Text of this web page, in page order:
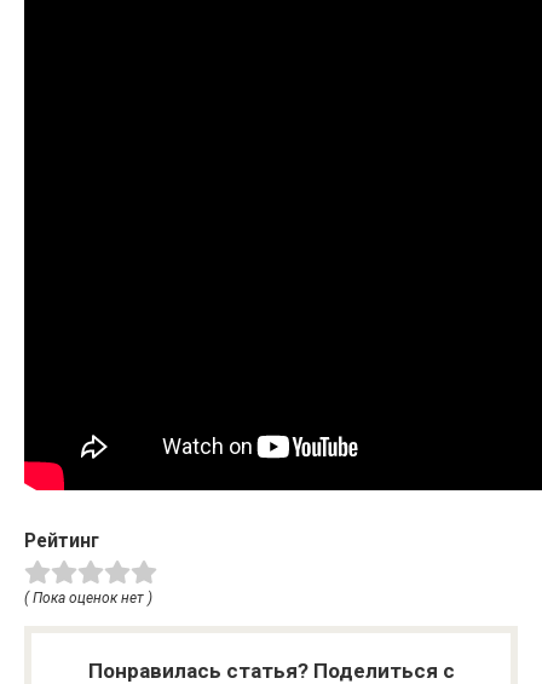
Рейтинг
( Пока оценок нет )
Понравилась статья? Поделиться с